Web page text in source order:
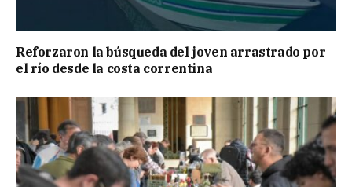
Reforzaron la búsqueda del joven arrastrado por
el río desde la costa correntina